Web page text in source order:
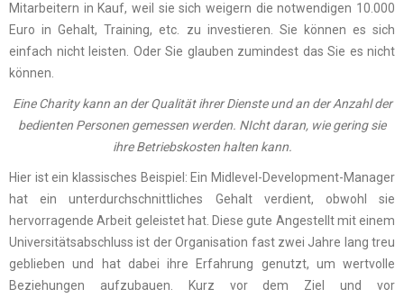
Mitarbeitern in Kauf, weil sie sich weigern die notwendigen 10.000
Euro in Gehalt, Training, etc. zu investieren. Sie können es sich
einfach nicht leisten. Oder Sie glauben zumindest das Sie es nicht
können.
Eine Charity kann an der Qualität ihrer Dienste und an der Anzahl der
bedienten Personen gemessen werden. NIcht daran, wie gering sie
ihre Betriebskosten halten kann.
Hier ist ein klassisches Beispiel: Ein Midlevel-Development-Manager
hat ein unterdurchschnittliches Gehalt verdient, obwohl sie
hervorragende Arbeit geleistet hat. Diese gute Angestellt mit einem
Universitätsabschluss ist der Organisation fast zwei Jahre lang treu
geblieben und hat dabei ihre Erfahrung genutzt, um wertvolle
Beziehungen aufzubauen. Kurz vor dem Ziel und vor